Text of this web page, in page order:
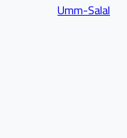
Umm-Salal